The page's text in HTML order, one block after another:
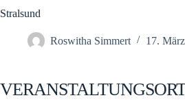
Stralsund
Roswitha Simmert 17.